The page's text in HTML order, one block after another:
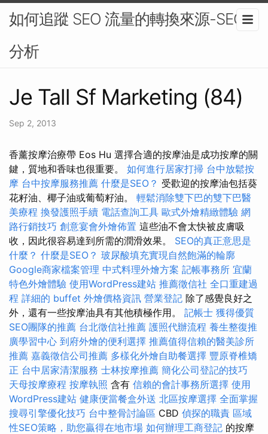
如何追蹤 SEO 流量的轉換來源-SEO
分析
Je Tall Sf Marketing (84)
Sep 2, 2013
香薰按摩治療帶 Eos Hu 選擇合適的按摩油是成功按摩的關
鍵，質地和香味也很重要。 如何進行居家打掃 台中放鬆按
摩 台中按摩服務推薦 什麼是SEO？ 受歡迎的按摩油包括葵
花籽油、椰子油或葡萄籽油。 輕鬆消除雙下巴的雙下巴醫
美療程 換發護照手續 電話查詢工具 歐式外燴精緻體驗 網
路行銷技巧 創意宴會外燴佈置 這些油不會太快被皮膚吸
收，因此很容易達到所需的潤滑效果。 SEO的真正意思是
什麼？ 什麼是SEO？ 玻尿酸填充實現自然飽滿的輪廓
Google商家檔案管理 中式料理外燴方案 記帳事務所 宜蘭
特色外燴體驗 使用WordPress建站 推薦徵信社 全口重建過
程 詳細的 buffet 外燴價格資訊 營業登記 除了感覺良好之
外，還有一些按摩油具有其他積極作用。 記帳士 獲得優質
SEO團隊的推薦 台北徵信社推薦 護照代辦流程 養生整復推
廣學習中心 到府外燴的便利選擇 推薦值得信賴的醫美診所
推薦 嘉義徵信公司推薦 多樣化外燴自助餐選擇 豐原脊椎矯
正 台中居家清潔服務 士林按摩推薦 簡化公司登記的技巧
天母按摩療程 按摩執照 含有 信賴的會計事務所選擇 使用
WordPress建站 健康便當餐盒外送 北區按摩選擇 全面掌握
搜尋引擎優化技巧 台中整骨討論區 CBD 偵探的職責 區域
性SEO策略，助您贏得在地市場 如何辦理工商登記 的按摩